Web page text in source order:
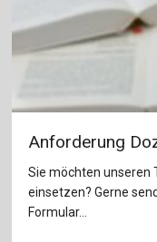
Anforderung
Sie möchten unseren
einsetzen? Gerne
Formular...